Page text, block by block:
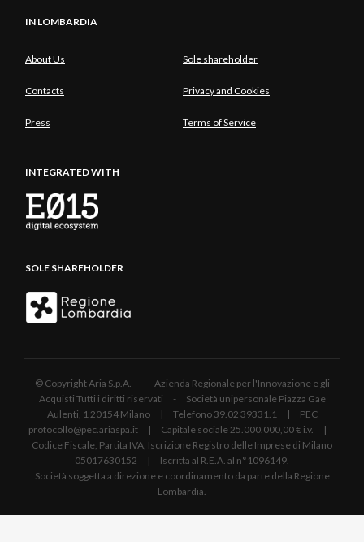
IN LOMBARDIA
About Us Sole shareholder
Contacts Privacy and Cookies
Press Terms of Service
INTEGRATED WITH
SOLE SHAREHOLDER
© Copyright Aria S.p.A. - Azienda Regionale per l'Innovazione e gli
Acquisti Tutti i diritti riservati - Società unipersonale Piazza Gae
Aulenti, 1 20154 Milano | Telefono 39.02 39331.1 | PEC
protocollo@pec.ariaspa.it | Capitale sociale 25.000.000,00 € i.v. |
Codice Fiscale, Partita IVA, Iscrizione Registro delle Imprese di Milano
05017630152 | Iscritta al R.E.A. al n°1096149.
Società soggetta a direzione e coordinamento da parte della Regione
Lombardia.